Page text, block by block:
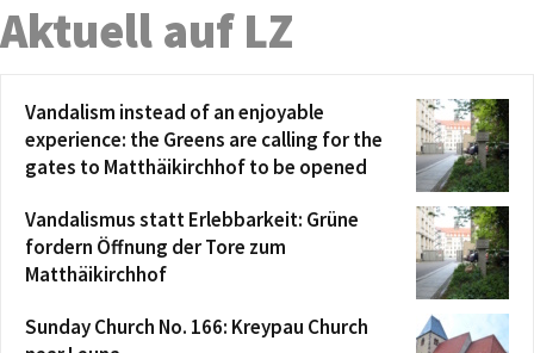
Aktuell auf LZ
Vandalism instead of an enjoyable
experience: the Greens are calling for the
gates to Matthäikirchhof to be opened
Vandalismus statt Erlebbarkeit: Grüne
fordern Öffnung der Tore zum
Matthäikirchhof
Sunday Church No. 166: Kreypau Church